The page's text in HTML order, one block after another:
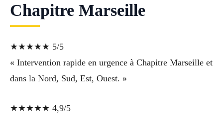
Chapitre Marseille
★★★★★ 5/5
« Intervention rapide en urgence à Chapitre Marseille et
dans la Nord, Sud, Est, Ouest. »
★★★★★ 4,9/5